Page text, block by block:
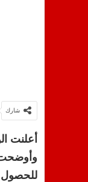
شارك
أعلنت
وأوضحت
للحصول